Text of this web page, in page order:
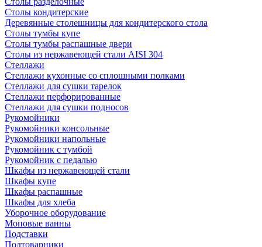
Столы кондитерские
Деревянные столешницы для кондитерского стола
Столы тумбы купе
Столы тумбы распашные двери
Столы из нержавеющей стали AISI 304
Стеллажи
Стеллажи кухонные со сплошными полками
Стеллажи для сушки тарелок
Стеллажи перфорированные
Стеллажи для сушки подносов
Рукомойники
Рукомойники консольные
Рукомойники напольные
Рукомойник с тумбой
Рукомойник с педалью
Шкафы из нержавеющей стали
Шкафы купе
Шкафы распашные
Шкафы для хлеба
Уборочное оборудование
Моповые ванны
Подставки
Подтоварники